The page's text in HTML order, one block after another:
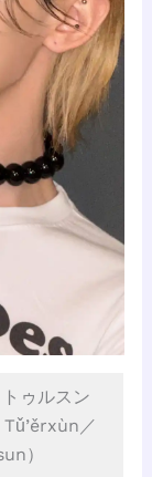
ゥルスン
／
）